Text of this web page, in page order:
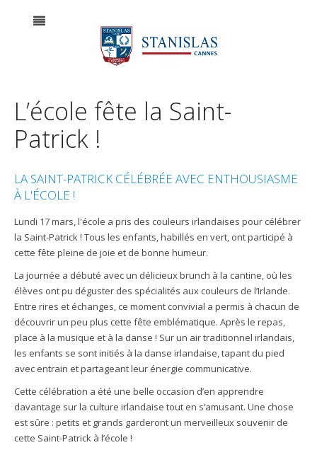
L’école fête la Saint-
Patrick !
LA SAINT-PATRICK CÉLÉBRÉE AVEC ENTHOUSIASME
À L'ÉCOLE !
Lundi 17 mars, l'école a pris des couleurs irlandaises pour célébrer
la Saint-Patrick ! Tous les enfants, habillés en vert, ont participé à
cette fête pleine de joie et de bonne humeur.
La journée a débuté avec un délicieux brunch à la cantine, où les
élèves ont pu déguster des spécialités aux couleurs de l’Irlande.
Entre rires et échanges, ce moment convivial a permis à chacun de
découvrir un peu plus cette fête emblématique. Après le repas,
place à la musique et à la danse ! Sur un air traditionnel irlandais,
les enfants se sont initiés à la danse irlandaise, tapant du pied
avec entrain et partageant leur énergie communicative.
Cette célébration a été une belle occasion d’en apprendre
davantage sur la culture irlandaise tout en s’amusant. Une chose
est sûre : petits et grands garderont un merveilleux souvenir de
cette Saint-Patrick à l’école !